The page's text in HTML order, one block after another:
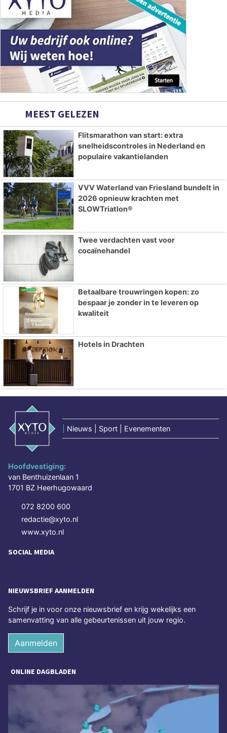
MEEST GELEZEN
Flitsmarathon van start: extra
snelheidscontroles in Nederland en
populaire vakantielanden
VVV Waterland van Friesland bundelt in
2026 opnieuw krachten met
SLOWTriatlon®
Twee verdachten vast voor
cocaïnehandel
Betaalbare trouwringen kopen: zo
bespaar je zonder in te leveren op
kwaliteit
Hotels in Drachten
Nieuws | Sport | Evenementen
Hoofdvestiging:
van Benthuizenlaan 1
1701 BZ Heerhugowaard
072 8200 600
redactie@xyto.nl
www.xyto.nl
SOCIAL MEDIA
NIEUWSBRIEF AANMELDEN
Schrijf je in voor onze nieuwsbrief en krijg wekelijks een
samenvatting van alle gebeurtenissen uit jouw regio.
Aanmelden
ONLINE DAGBLADEN